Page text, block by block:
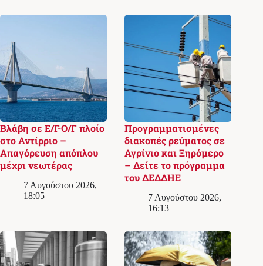
Βλάβη σε Ε/Γ-Ο/Γ πλοίο
στο Αντίρριο –
Απαγόρευση απόπλου
μέχρι νεωτέρας
7 Αυγούστου 2026,
18:05
Προγραμματισμένες
διακοπές ρεύματος σε
Αγρίνιο και Ξηρόμερο
– Δείτε το πρόγραμμα
του ΔΕΔΔΗΕ
7 Αυγούστου 2026,
16:13